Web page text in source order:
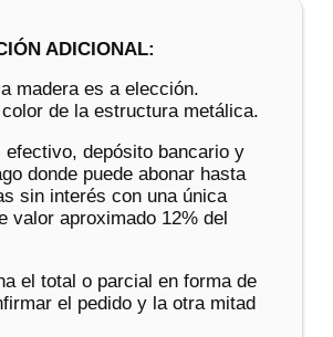
ADICIONAL:
madera es a elección.
de la estructura metálica.
efectivo, depósito bancario y
donde puede abonar hasta
sin interés con una única
valor aproximado 12% del
el total o parcial en forma de
el pedido y la otra mitad